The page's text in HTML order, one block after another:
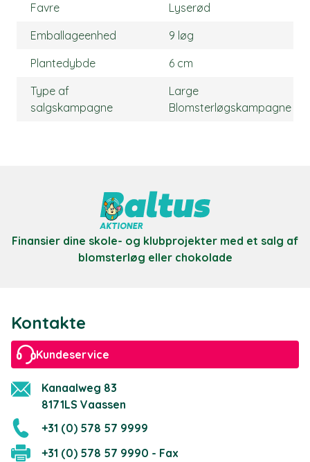
Favre
Lyserød
Emballageenhed
9 løg
Plantedybde
6 cm
Type af
salgskampagne
Large
Blomsterløgskampagne
Finansier dine skole- og klubprojekter med et salg af
blomsterløg eller chokolade
Kontakte
Kundeservice
Kanaalweg 83
8171LS Vaassen
+31 (0) 578 57 9999
+31 (0) 578 57 9990 - Fax